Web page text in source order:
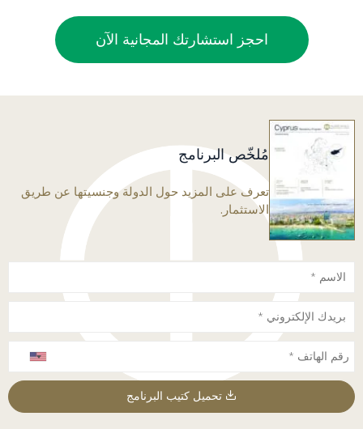
احجز استشارتك المجانية الآن
مُلخّص البرنامج
تعرف على المزيد حول الدولة وجنسيتها عن طريق
الاستثمار.
تحميل كتيب البرنامج